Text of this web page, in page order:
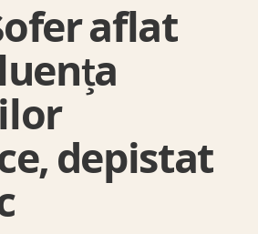
aflat
depistat